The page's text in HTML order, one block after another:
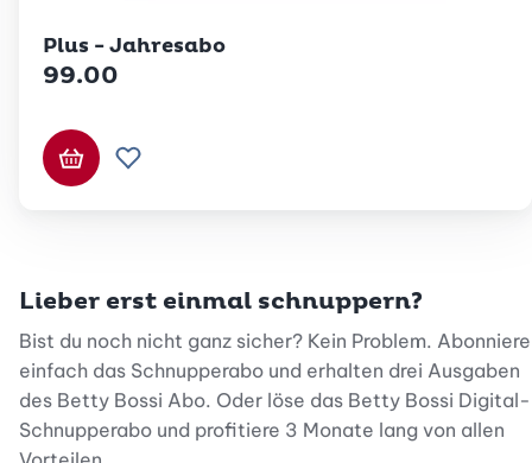
Plus - Jahresabo
99.00
In den Warenkorb
Zur Wunschliste hinzufügen
Lieber erst einmal schnuppern?
Bist du noch nicht ganz sicher? Kein Problem. Abonniere
einfach das Schnupperabo und erhalten drei Ausgaben
des Betty Bossi Abo. Oder löse das Betty Bossi Digital-
Schnupperabo und profitiere 3 Monate lang von allen